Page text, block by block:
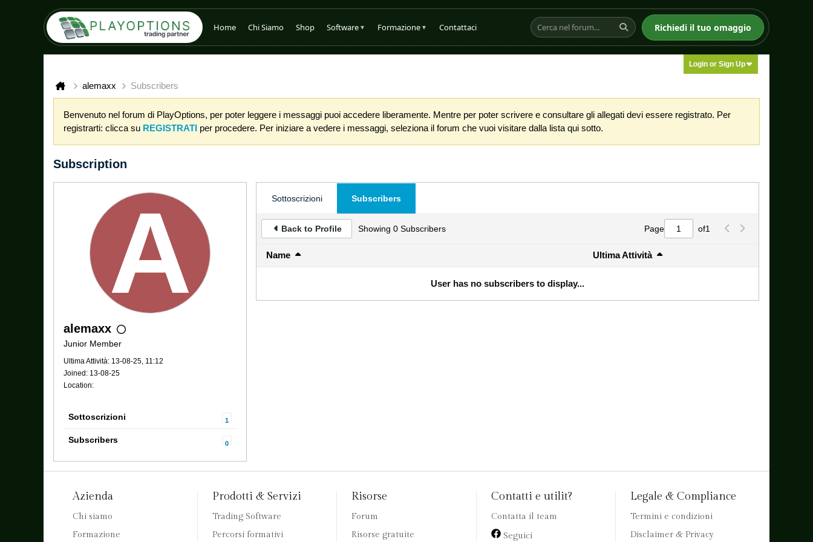
Home Chi Siamo Shop Software ▼ Formazione ▼ Contattaci Richiedi il tuo omaggio
Login or Sign Up
alemaxx Subscribers
Benvenuto nel forum di PlayOptions, per poter leggere i messaggi puoi accedere liberamente. Mentre per poter scrivere e consultare gli allegati devi essere registrato. Per
registrarti: clicca su REGISTRATI per procedere. Per iniziare a vedere i messaggi, seleziona il forum che vuoi visitare dalla lista qui sotto.
Subscription
alemaxx
Junior Member
Ultima Attività: 13-08-25, 11:12
Joined: 13-08-25
Location:
Sottoscrizioni 1
Subscribers 0
Sottoscrizioni Subscribers
Back to Profile Showing 0 Subscribers Page of1
Name Ultima Attività
User has no subscribers to display...
Azienda
Chi siamo
Formazione
Prodotti & Servizi
Trading Software
Percorsi formativi
Risorse
Forum
Risorse gratuite
Contatti e utilit?
Contatta il team
Seguici
Legale & Compliance
Termini e condizioni
Disclaimer & Privacy